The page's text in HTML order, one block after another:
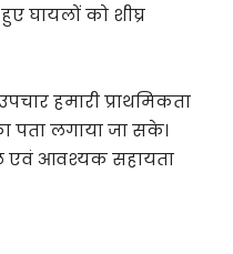
घायलों को शीघ्र
हमारी प्राथमिकता
पता लगाया जा सके।
एवं आवश्यक सहायता